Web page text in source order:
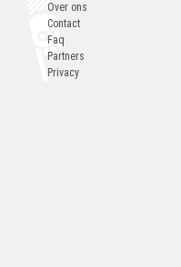
Over ons
Contact
Faq
Partners
Privacy